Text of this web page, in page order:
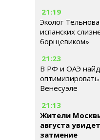
21:19
Эколог
испанских
борщевиком»
21:23
В РФ и ОАЭ
Венесуэле
21:13
Жители
августа
затмение